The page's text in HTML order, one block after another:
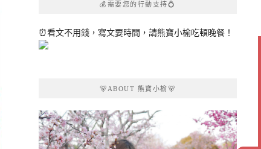
💰需要您的行動支持💍
⏰看文不用錢，寫文要時間，請熊寶小榆吃頓晚餐！
🐻ABOUT 熊寶小榆🐻